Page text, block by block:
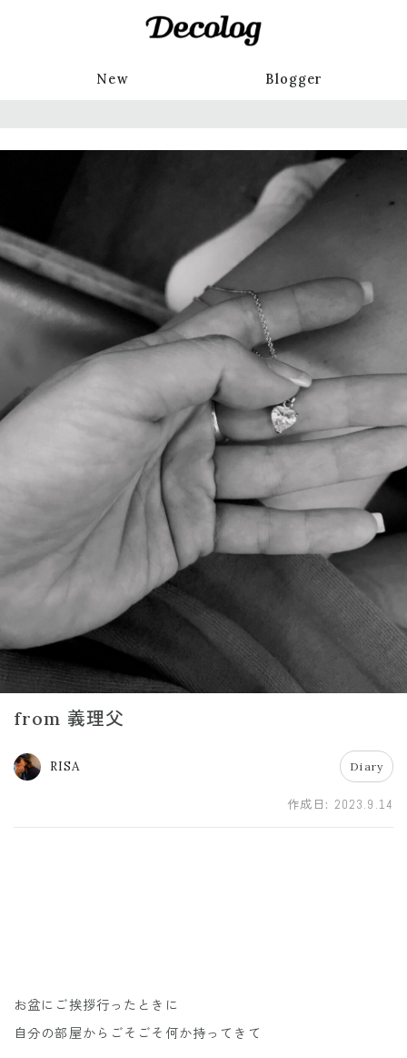
New Blogger
from 義理父
RISA Diary
作成日: 2023.9.14
お盆にご挨拶行ったときに
自分の部屋からごそごそ何か持ってきて